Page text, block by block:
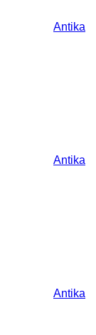
Antika
Antika
Antika